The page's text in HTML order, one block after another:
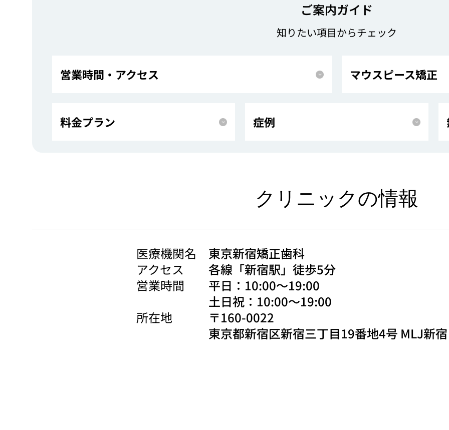
ご案内ガイド
知りたい項目からチェック
営業時間・アクセス マウスピース矯正
料金プラン 症例
クリニックの情報
医療機関名
東京新宿矯正歯科
アクセス
各線「新宿駅」徒歩5分
営業時間
平日：10:00〜19:00
土日祝：10:00〜19:00
所在地
〒160-0022
東京都新宿区新宿三丁目19番地4号 MLJ新